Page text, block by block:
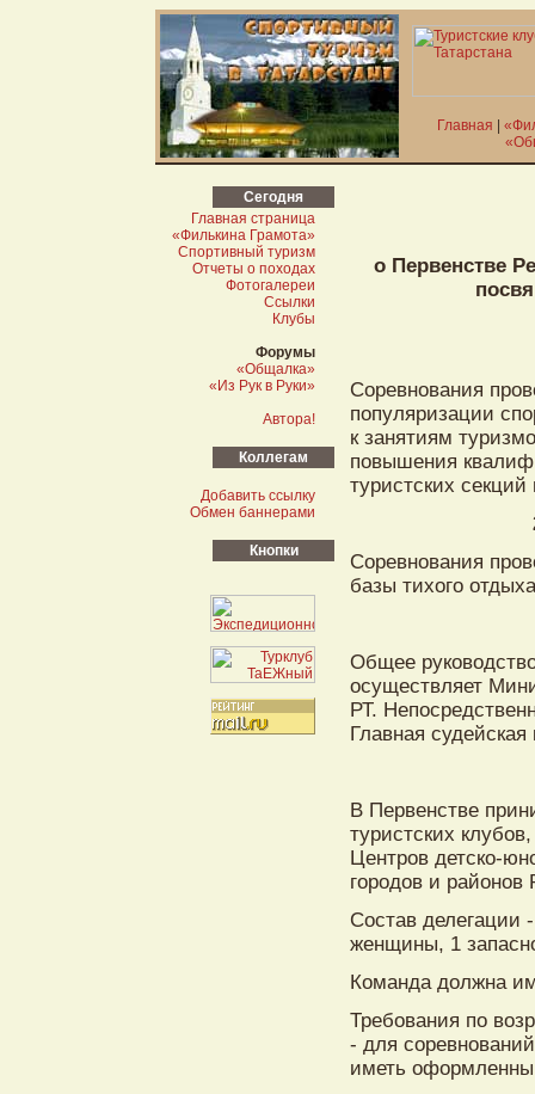
Главная
Сегодня
Главная страница
«Филькина Грамота»
Спортивный туризм
Отчеты о походах
Фотогалереи
Ссылки
Клубы
Форумы
«Общалка»
«Из Рук в Руки»
Автора!
Коллегам
Добавить ссылку
Обмен баннерами
Кнопки
о Первенстве
Соревнования
популяризации
к занятиям
повышения
туристских
Соревнования
базы тихого
Общее
осуществляет
РТ.
Главная судейская
В Первенстве
туристских
Центров детско-
городов и районов
Состав делегации
женщины, 1
Команда должна
Требования по
- для
иметь